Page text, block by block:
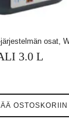
osat,
3.0 L
OSTOSKORIIN